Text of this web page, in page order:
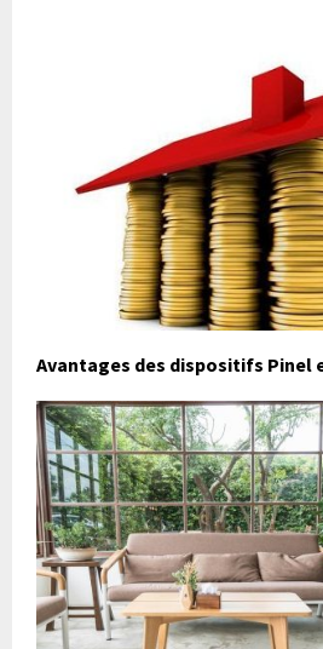
Avantages des dispositifs Pinel